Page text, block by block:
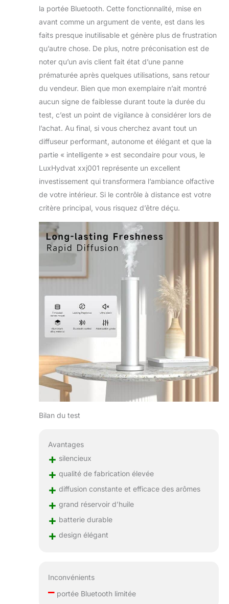
la portée Bluetooth. Cette fonctionnalité, mise en
avant comme un argument de vente, est dans les
faits presque inutilisable et génère plus de frustration
qu’autre chose. De plus, notre préconisation est de
noter qu’un avis client fait état d’une panne
prématurée après quelques utilisations, sans retour
du vendeur. Bien que mon exemplaire n’ait montré
aucun signe de faiblesse durant toute la durée du
test, c’est un point de vigilance à considérer lors de
l’achat. Au final, si vous cherchez avant tout un
diffuseur performant, autonome et élégant et que la
partie « intelligente » est secondaire pour vous, le
LuxHydvat xxj001 représente un excellent
investissement qui transformera l’ambiance olfactive
de votre intérieur. Si le contrôle à distance est votre
critère principal, vous risquez d’être déçu.
Bilan du test
Avantages
+ silencieux
+ qualité de fabrication élevée
+ diffusion constante et efficace des arômes
+ grand réservoir d’huile
+ batterie durable
+ design élégant
Inconvénients
–portée Bluetooth limitée